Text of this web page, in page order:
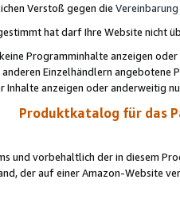
Verstoß gegen die Vereinbarung
hat darf Ihre Website nicht
Programminhalte anzeigen
Einzelhändlern
anzeigen oder anderweitig
Produktkatalog für das
und vorbehaltlich der in diesem
der auf einer Amazon-Website